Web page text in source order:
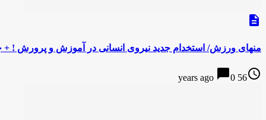
description
منهای ورزش/ استخدام جدید نیروی انسانی در آموزش و پرورش ! +
access_time
56 years ago
chat_bubble0